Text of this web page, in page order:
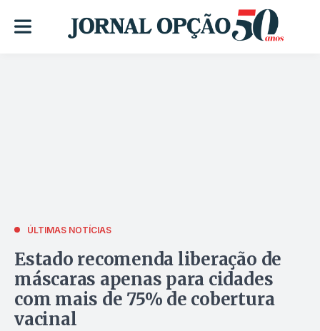
ÚLTIMAS NOTÍCIAS
Estado recomenda liberação de
máscaras apenas para cidades
com mais de 75% de cobertura
vacinal